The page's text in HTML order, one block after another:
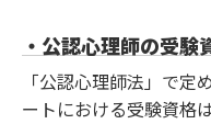
・公認心理師の受験
「公認心理師法」で
ートにおける受験資格